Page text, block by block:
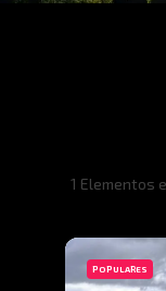
1 Elementos
POPULARES